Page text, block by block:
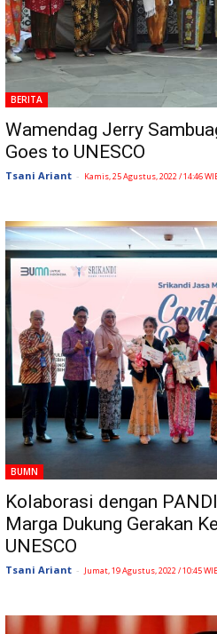
BERITA
Wamendag Jerry
Goes to UNESCO
Tsani Ariant - Kamis, 25 Agustus, 2022 / 14:46
BUMN
Kolaborasi dengan
Marga Dukung Gerakan
UNESCO
Tsani Ariant - Jumat, 19 Agustus, 2022 / 10:45